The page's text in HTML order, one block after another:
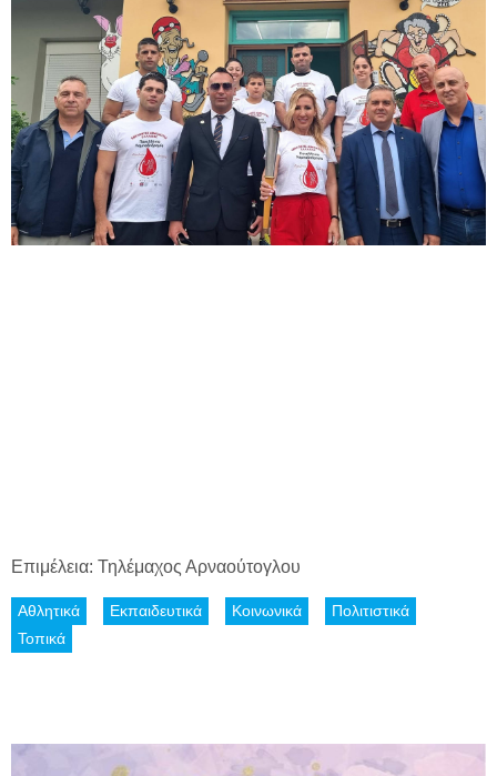
Επιμέλεια: Τηλέμαχος Αρναούτογλου
Αθλητικά Εκπαιδευτικά Κοινωνικά
Πολιτιστικά
Τοπικά